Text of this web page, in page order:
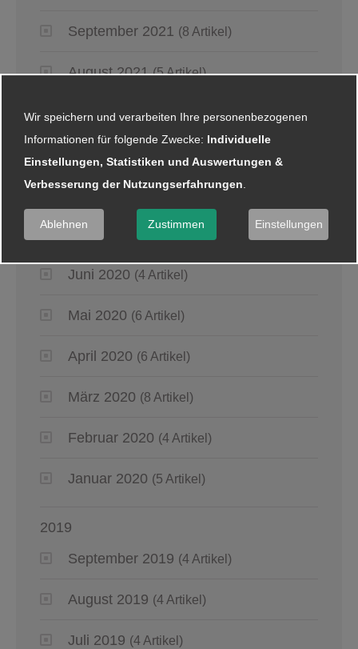
September 2021 (8 Artikel)
August 2021 (5 Artikel)
Juli 2021 (2 Artikel)
Juli 2020
Juni 2020 (4 Artikel)
Mai 2020 (6 Artikel)
April 2020 (6 Artikel)
März 2020 (8 Artikel)
Februar 2020 (4 Artikel)
Januar 2020 (5 Artikel)
2019
September 2019 (4 Artikel)
August 2019 (4 Artikel)
Juli 2019 (4 Artikel)
Wir speichern und verarbeiten Ihre personenbezogenen
Informationen für folgende Zwecke: Individuelle
Einstellungen, Statistiken und Auswertungen &
Verbesserung der Nutzungserfahrungen
Ablehnen Zustimmen Einstellungen